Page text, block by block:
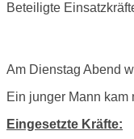
Beteiligte
Am Dienstag Abend
Ein junger Mann
Eingesetzte Kräfte: